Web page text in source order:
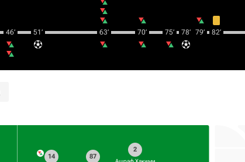
46‎’‎ 51‎’‎ 63‎’‎ 70‎’‎ 75‎’‎ 78‎’‎ 79‎’‎ 82‎’‎
2
87
14